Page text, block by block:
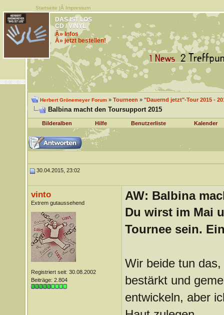
Startseite |Â Impressum
DAS IST LOS
CD / VINYL
Â» Infos
Â» jetzt bestellen!
Herbert Grönemeyer Forum» Tourneen » "Dauernd jetzt"-Tour 2015 -
Balbina macht den Toursupport 2015
Bilderalben Hilfe Benutzerliste Kalender
30.04.2015, 23:02
vinto
Extrem gutaussehend
Registriert seit: 30.08.2002
Beiträge: 2.804
AW: Balbina
Du wirst im Mai
Tournee sein.
Wir beide tun
bestärkt und
entwickeln, aber